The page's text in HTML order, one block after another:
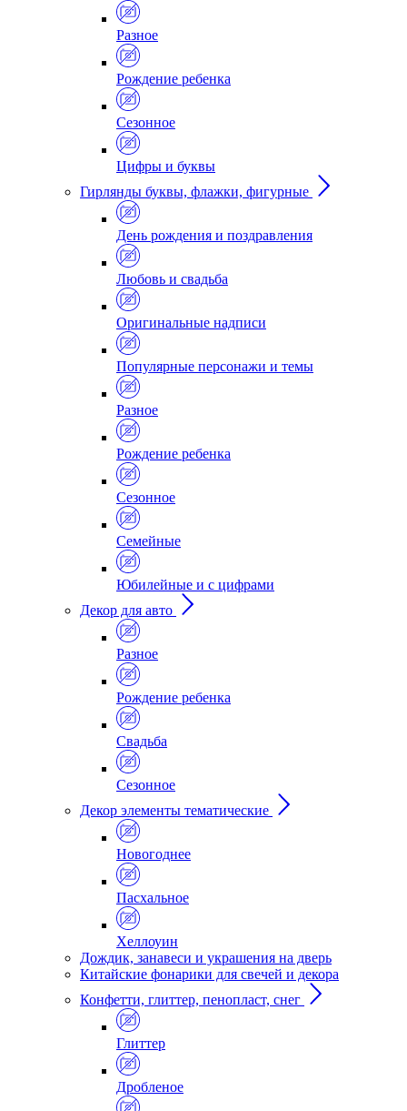
Разное
Рождение ребенка
Сезонное
Цифры и буквы
Гирлянды буквы, флажки, фигурные
День рождения и поздравления
Любовь и свадьба
Оригинальные надписи
Популярные персонажи и темы
Разное
Рождение ребенка
Сезонное
Семейные
Юбилейные и с цифрами
Декор для авто
Разное
Рождение ребенка
Свадьба
Сезонное
Декор элементы тематические
Новогоднее
Пасхальное
Хеллоуин
Дождик, занавеси и украшения на дверь
Китайские фонарики для свечей и декора
Конфетти, глиттер, пенопласт, снег
Глиттер
Дробленое